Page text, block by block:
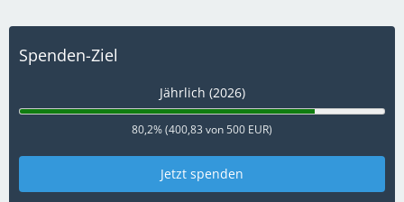
Spenden-Ziel
Jährlich (2026)
80,2% (400,83 von 500 EUR)
Jetzt spenden